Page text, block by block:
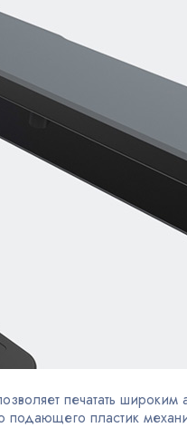
печатать широким
пластик